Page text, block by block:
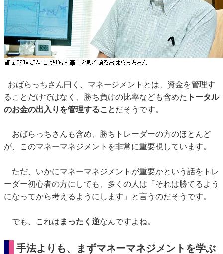
おばらっちさん曰く、マネージメントとは、資金を管理す
ることだけではなく、勝ち負けの比率なども含めた トータル
のお金の出入りを管理することだそうです。
おばらっちさんも含め、勝ちトレーダーの方のほとんど
が、このマネーマネジメントを非常に重要視しています。
ただ、いかにマネーマネジメントが重要かという話をトレ
ーダー初心者の方にしても、多くの人は「それは勝てるよう
になってから考えるようにします」と言うのだそうです。
でも、これは まったく逆なんですよね。
手法よりも、まずマネーマネジメントを学ぶ